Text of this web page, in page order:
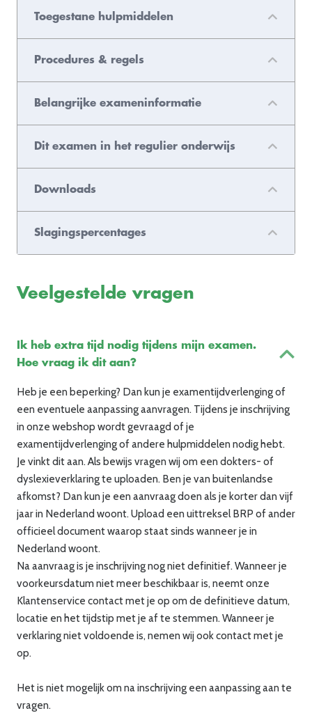
Toegestane hulpmiddelen
Procedures & regels
Belangrijke exameninformatie
Dit examen in het regulier onderwijs
Downloads
Slagingspercentages
Veelgestelde vragen
Ik heb extra tijd nodig tijdens mijn examen.
Hoe vraag ik dit aan?
Heb je een beperking? Dan kun je examentijdverlenging of
een eventuele aanpassing aanvragen. Tijdens je inschrijving
in onze webshop wordt gevraagd of je
examentijdverlenging of andere hulpmiddelen nodig hebt.
Je vinkt dit aan. Als bewijs vragen wij om een dokters- of
dyslexieverklaring te uploaden. Ben je van buitenlandse
afkomst? Dan kun je een aanvraag doen als je korter dan vijf
jaar in Nederland woont. Upload een uittreksel BRP of ander
officieel document waarop staat sinds wanneer je in
Nederland woont.
Na aanvraag is je inschrijving nog niet definitief. Wanneer je
voorkeursdatum niet meer beschikbaar is, neemt onze
Klantenservice contact met je op om de definitieve datum,
locatie en het tijdstip met je af te stemmen. Wanneer je
verklaring niet voldoende is, nemen wij ook contact met je
op.
Het is niet mogelijk om na inschrijving een aanpassing aan te
vragen.